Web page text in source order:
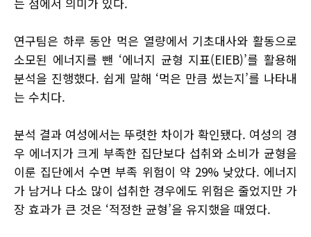
연구팀은 하루 동안 먹은 열량에서 기초대사와 활동으로
소모된 에너지를 뺀 ‘에너지 균형 지표(EIEB)’를 활용해
분석을 진행했다. 쉽게 말해 ‘먹은 만큼 썼는지’를 나타내
는 수치다.
분석 결과 여성에서는 뚜렷한 차이가 확인됐다. 여성의 경
우 에너지가 크게 부족한 집단보다 섭취와 소비가 균형을
이룬 집단에서 수면 부족 위험이 약 29% 낮았다. 에너지
가 남거나 다소 많이 섭취한 경우에도 위험은 줄었지만 가
장 효과가 큰 것은 ‘적정한 균형’을 유지했을 때였다.